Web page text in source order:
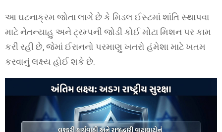
આ ઘટનાક્રમ જોતા લાગે છે કે મિડલ ઈસ્ટમાં શાંતિ સ્થાપવા
માટે નેતન્યાહુ અને ટ્રમ્પની જોડી કોઈ મોટા મિશન પર કામ
કરી રહી છે, જેમાં ઈરાનનો પરમાણુ ખતરો હંમેશા માટે ખતમ
કરવાનું લક્ષ્ય હોઈ શકે છે.